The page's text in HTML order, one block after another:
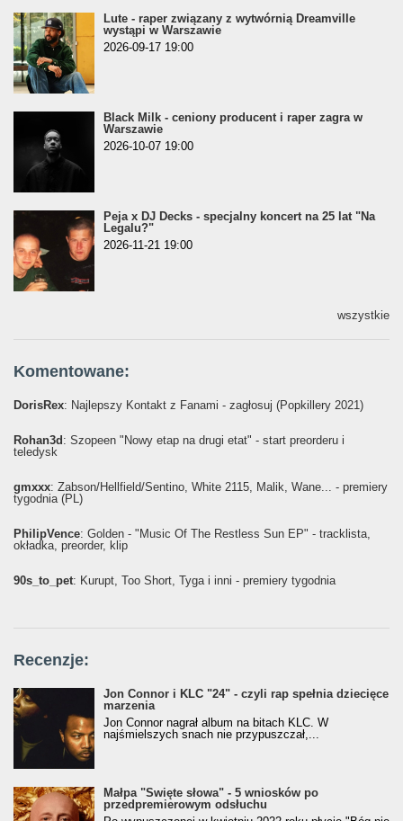
Lute - raper związany z wytwórnią Dreamville
wystąpi w Warszawie
2026-09-17 19:00
Black Milk - ceniony producent i raper zagra w
Warszawie
2026-10-07 19:00
Peja x DJ Decks - specjalny koncert na 25 lat "Na
Legalu?"
2026-11-21 19:00
wszystkie
Komentowane:
DorisRex: Najlepszy Kontakt z Fanami - zagłosuj (Popkillery 2021)
Rohan3d : Szopeen "Nowy etap na drugi etat" - start preorderu i
teledysk
gmxxx: Żabson/Hellfield/Sentino, White 2115, Malik, Wane... - premiery
tygodnia (PL)
PhilipVence: Golden - "Music Of The Restless Sun EP" - tracklista,
okładka, preorder, klip
90s_to_pet: Kurupt, Too Short, Tyga i inni - premiery tygodnia
Recenzje:
Jon Connor i KLC "24" - czyli rap spełnia dziecięce
marzenia
Jon Connor nagrał album na bitach KLC. W
najśmielszych snach nie przypuszczał,...
Małpa "Święte słowa" - 5 wniosków po
przedpremierowym odsłuchu